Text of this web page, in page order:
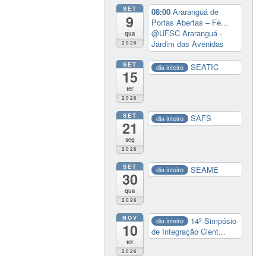
SET
9
qua
2026
08:00Araranguá de
Portas Abertas – Fe...
@UFSC Araranguá -
Jardim das Avenidas
SET
15
ter
2026
dia inteiro SEATIC
SET
21
seg
2026
dia inteiro SAFS
SET
30
qua
2026
dia inteiro SEAME
NOV
10
ter
2026
dia inteiro
14º Simpósio
de Integração Cient...